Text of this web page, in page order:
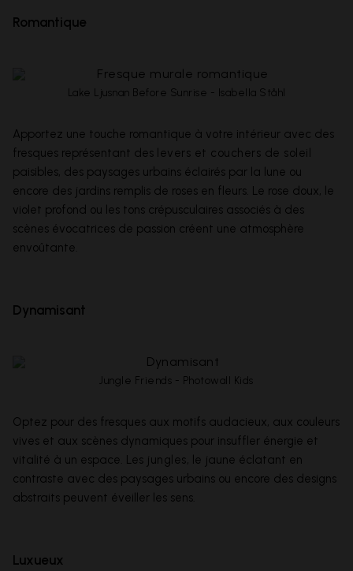
Romantique
Lake Ljusnan Before Sunrise - Isabella Ståhl
Apportez une touche romantique à votre intérieur avec des
fresques représentant des levers et couchers de soleil
paisibles, des paysages urbains éclairés par la lune ou
encore des jardins remplis de roses en fleurs. Le rose doux, le
violet profond ou les tons crépusculaires associés à des
scènes évocatrices de passion créent une atmosphère
envoûtante.
Dynamisant
Jungle Friends - Photowall Kids
Optez pour des fresques aux motifs audacieux, aux couleurs
vives et aux scènes dynamiques pour insuffler énergie et
vitalité à un espace. Les jungles, le jaune éclatant en
contraste avec des paysages urbains ou encore des designs
abstraits peuvent éveiller les sens.
Luxueux